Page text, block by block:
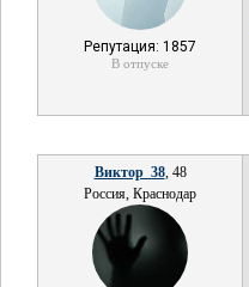
Репутация: 1857
В отпуске
Виктор_38, 48
Россия, Краснодар